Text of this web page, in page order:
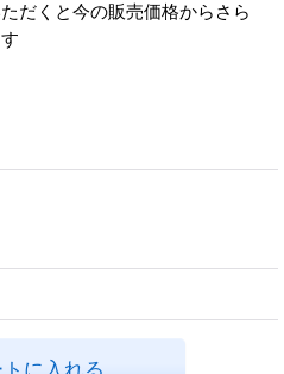
だくと今の販売価格からさら
に入れる